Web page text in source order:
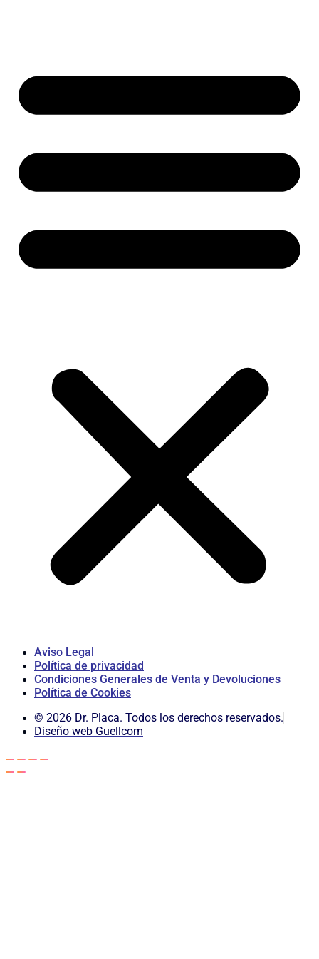
Aviso Legal
Política de privacidad
Condiciones Generales de Venta y Devoluciones
Política de Cookies
© 2026 Dr. Placa. Todos los derechos reservados.
Diseño web Guellcom